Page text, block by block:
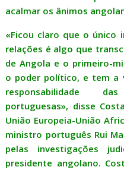
acalmar os ânimos
«Ficou claro que o único
relações é algo que
de Angola e o primeiro-
o poder político, e tem a
responsabilidade
portuguesas», disse
União Europeia-União
ministro português Rui
pelas investigações
presidente angolano.